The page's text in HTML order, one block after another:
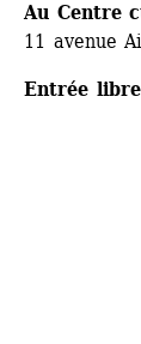
Au Centre
11 avenue
Entrée libre